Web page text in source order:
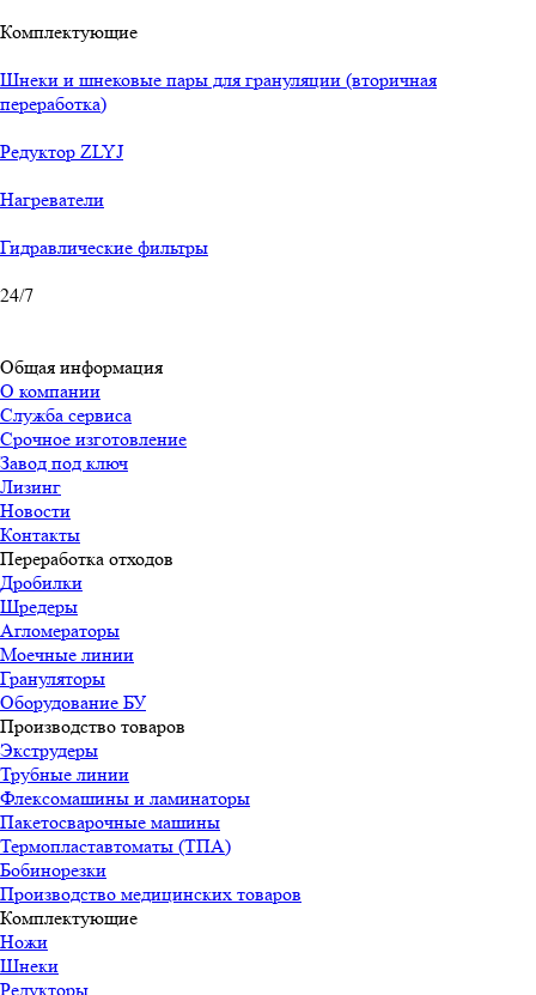
Комплектующие
Шнеки и шнековые пары для грануляции (вторичная
переработка)
Редуктор ZLYJ
Нагреватели
Гидравлические фильтры
24/7
Общая информация
О компании
Служба сервиса
Срочное изготовление
Завод под ключ
Лизинг
Новости
Контакты
Переработка отходов
Дробилки
Шредеры
Агломераторы
Моечные линии
Грануляторы
Оборудование БУ
Производство товаров
Экструдеры
Трубные линии
Флексомашины и ламинаторы
Пакетосварочные машины
Термопластавтоматы (ТПА)
Бобинорезки
Производство медицинских товаров
Комплектующие
Ножи
Шнеки
Редукторы